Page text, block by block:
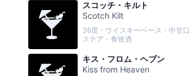
スコッチ・キルト
Scotch Kilt
36度・ウイスキーベース・中甘口
ステア・食後酒
キス・フロム・ヘブン
Kiss from Heaven